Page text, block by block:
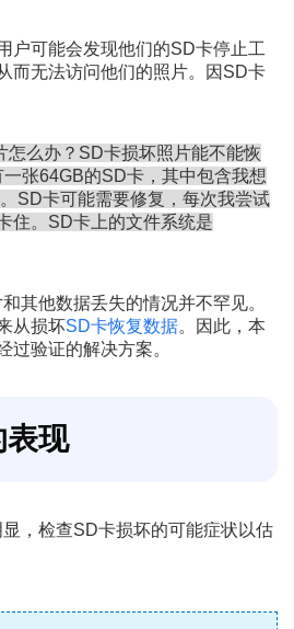
户可能会发现他们的SD卡停止工
而无法访问他们的照片。因SD卡
怎么办？SD卡损坏照片能不能恢
张64GB的SD卡，其中包含我想
SD卡可能需要修复，每次我尝试
住。SD卡上的文件系统是
其他数据丢失的情况并不罕见。
从损坏SD卡恢复数据。因此，本
过验证的解决方案。
表现
，检查SD卡损坏的可能症状以估